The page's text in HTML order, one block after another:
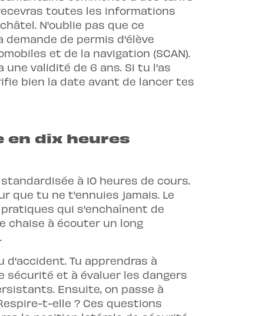
toutes les informations
N'oublie pas que ce
de permis d'élève
et de la navigation (SCAN).
validité de 6 ans. Si tu l'as
bien la date avant de lancer tes
en dix heures
à 10 heures de cours.
que tu ne t'ennuies jamais. Le
qui s'enchaînent de
chaise à écouter un long
d'accident. Tu apprendras à
sécurité et à évaluer les dangers
Ensuite, on passe à
t-elle ? Ces questions